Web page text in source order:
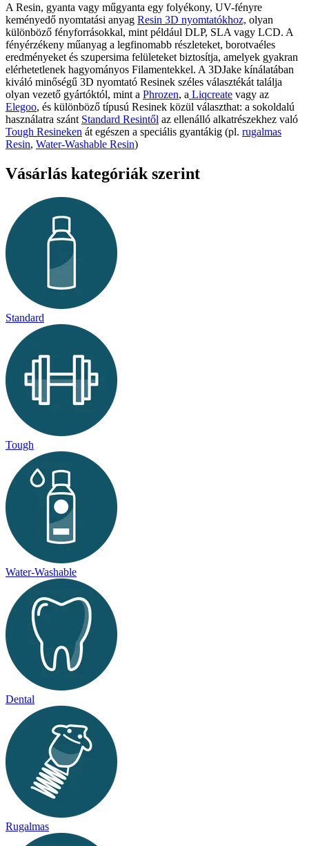
A Resin, gyanta vagy műgyanta egy folyékony, UV-fényre
keményedő nyomtatási anyag Resin 3D nyomtatókhoz, olyan
különböző fényforrásokkal, mint például DLP, SLA vagy LCD. A
fényérzékeny műanyag a legfinomabb részleteket, borotvaéles
eredményeket és szupersima felületeket biztosítja, amelyek gyakran
elérhetetlenek hagyományos Filamentekkel. A 3DJake kínálatában
kiváló minőségű 3D nyomtató Resinek széles választékát találja
olyan vezető gyártóktól, mint a Phrozen, a Liqcreate vagy az
Elegoo, és különböző típusú Resinek közül választhat: a sokoldalú
használatra szánt Standard Resintől az ellenálló alkatrészekhez való
Tough Resineken át egészen a speciális gyantákig (pl. rugalmas
Resin, Water-Washable Resin)
Vásárlás kategóriák szerint
Standard
Tough
Water-Washable
Dental
Rugalmas